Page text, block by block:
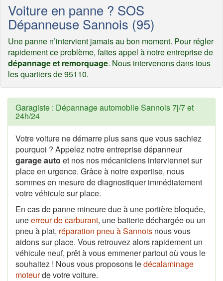
Voiture en panne ? SOS
Dépanneuse Sannois (95)
Une panne n’intervient jamais au bon moment. Pour régler
rapidement ce problème, faites appel à notre entreprise de
dépannage et remorquage. Nous intervenons dans tous
les quartiers de 95110.
Garagiste : Dépannage automobile Sannois 7j/7 et
24h/24
Votre voiture ne démarre plus sans que vous sachiez
pourquoi ? Appelez notre entreprise dépanneur
garage auto et nos nos mécaniciens interviennet sur
place en urgence. Grâce à notre expertise, nous
sommes en mesure de diagnostiquer immédiatement
votre véhicule sur place.
En cas de panne mineure due à une portière bloquée,
uneerreur de carburant, une batterie déchargée ou un
pneu à plat, réparation pneu à Sannois nous vous
aidons sur place. Vous retrouvez alors rapidement un
véhicule neuf, prêt à vous emmener partout où vous le
souhaitez ! Nous vous proposons ledécalaminage
moteurde votre voiture.